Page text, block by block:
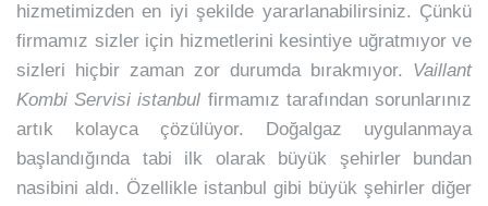
hizmetimizden en iyi şekilde yararlanabilirsiniz. Çünkü
firmamız sizler için hizmetlerini kesintiye uğratmıyor ve
sizleri hiçbir zaman zor durumda bırakmıyor. Vaillant
Kombi Servisi istanbul firmamız tarafından sorunlarınız
artık kolayca çözülüyor. Doğalgaz uygulanmaya
başlandığında tabi ilk olarak büyük şehirler bundan
nasibini aldı. Özellikle istanbul gibi büyük şehirler diğer